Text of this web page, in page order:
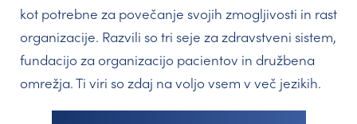
kot potrebne za povečanje svojih zmogljivosti in rast
organizacije. Razvili so tri seje za zdravstveni sistem,
fundacijo za organizacijo pacientov in družbena
omrežja. Ti viri so zdaj na voljo vsem v več jezikih.